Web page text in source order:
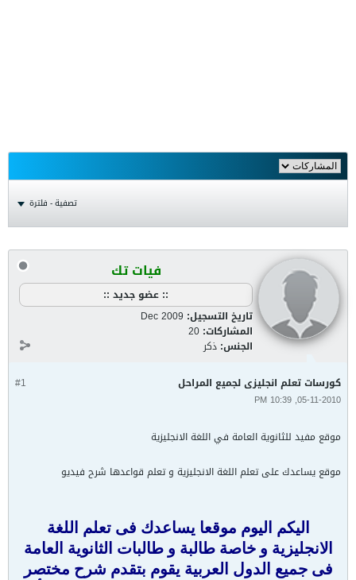
تصفية - فلترة
فيات تك
:: عضو جديد ::
تاريخ التسجيل: Dec 2009
المشاركات: 20
الجنس: ذكر
#1 كورسات تعلم انجليزى لجميع المراحل
05-11-2010, 10:39 PM
موقع مفيد للثانوية العامة في اللغة الانجليزية
موقع يساعدك على تعلم اللغة الانجليزية و تعلم قواعدها شرح فيديو
اليكم اليوم موقعا يساعدك فى تعلم اللغة
الانجليزية و خاصة طالبة و طالبات الثانوية العامة
فى جميع الدول العربية يقوم بتقدم شرح مختصر